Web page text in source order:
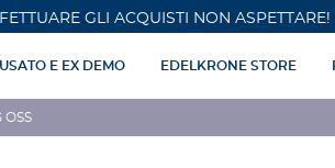
GLI ACQUISTI NON ASPETTARE!
USATO E EX DEMO EDELKRONE STORE
OSS